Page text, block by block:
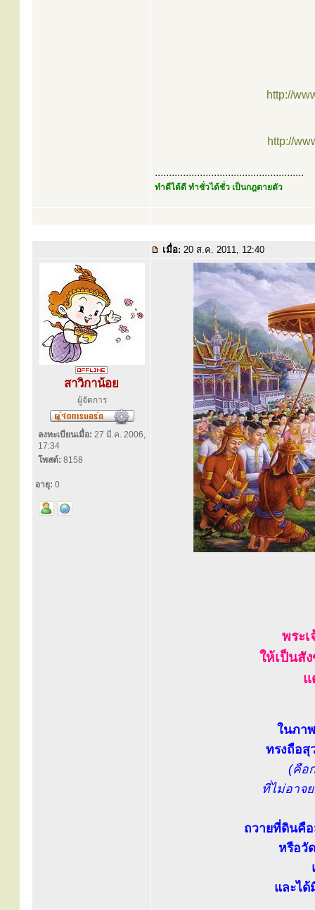
http://
http://
.....................................................
ทำดีได้ดี ทำชั่วได้ชั่ว เป็นกฎตายตัว
เมื่อ: 20 ส.ค. 2011, 12:40
สาวิกาน้อย
ผู้จัดการ
ลงทะเบียนเมื่อ: 27 มี.ค. 2006,
17:34
โพสต์: 8158
อายุ: 0
พระ
ให้เป็นสั
แ
ในภา
ทรงถือสุ
(คือ
ที่ไม่อาจ
ถวายที่ดินคือ
หรือวั
และได้